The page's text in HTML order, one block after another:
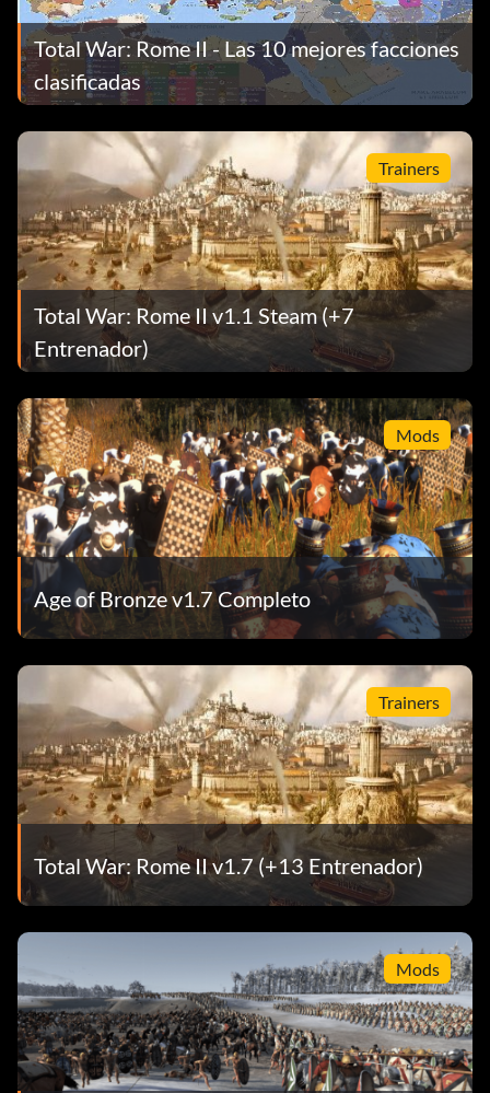
Total War: Rome II - Las 10 mejores facciones
clasificadas
Trainers
Total War: Rome II v1.1 Steam (+7
Entrenador)
Mods
Age of Bronze v1.7 Completo
Trainers
Total War: Rome II v1.7 (+13 Entrenador)
Mods